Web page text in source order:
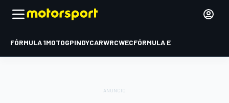
FÓRMULA 1MOTOGPINDYCARWRCWECFÓRMULA E